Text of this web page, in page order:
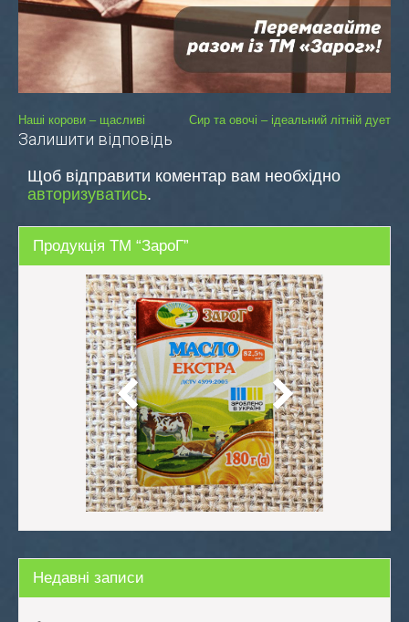
Навігація
записів
Наші корови – щасливі Сир та овочі – ідеальний літній дует
Залишити відповідь
Щоб відправити коментар вам необхідно
авторизуватись.
Продукція ТМ “ЗароГ”
Недавні записи